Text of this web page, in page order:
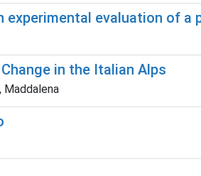
evaluation of a
in the Italian Alps
Maddalena